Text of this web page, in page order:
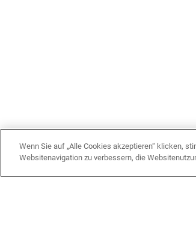
Wenn Sie auf „Alle Cookies akzeptieren“ klicken,
Websitenavigation zu verbessern, die